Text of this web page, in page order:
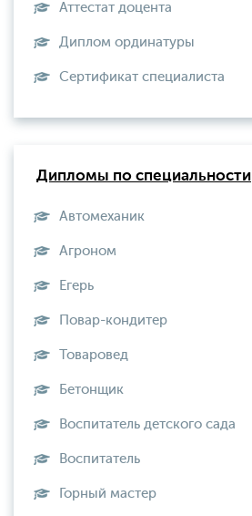
Аттестат доцента
Диплом ординатуры
Сертификат специалиста
Дипломы по специальности
Автомеханик
Агроном
Егерь
Повар-кондитер
Товаровед
Бетонщик
Воспитатель детского сада
Воспитатель
Горный мастер